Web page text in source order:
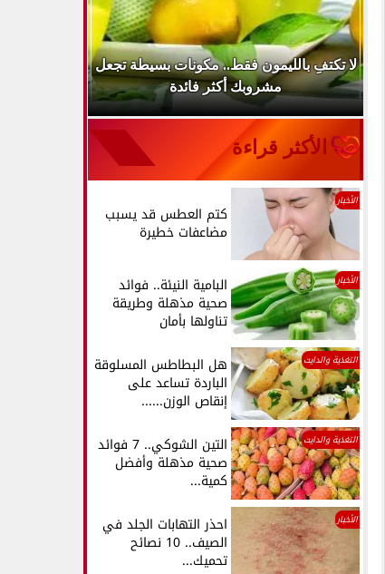
لا تكتفِ بالليمون فقط.. مكونات بسيطة تجعل
مشروبك أكثر فائدة
الأكثر قراءة
الأخبار
كتم العطس قد يسبب
مضاعفات خطيرة
الأخبار البامية النيئة.. فوائد
صحية مذهلة وطريقة
تناولها بأمان
التغذية والدايت هل البطاطس المسلوقة
الباردة تساعد على
إنقاص الوزن......
التغذية والدايت التين الشوكي.. 7 فوائد
صحية مذهلة وأفضل
كمية...
الأخبار احذر التهابات الجلد في
الصيف.. 10 نصائح
تحميك...